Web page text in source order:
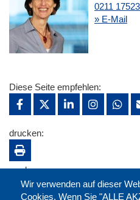
0211
» E-Mail
Wir verwenden auf dieser
Cookies. Wenn Sie "ALLE
Diese Seite empfehlen:
drucken:
merken: